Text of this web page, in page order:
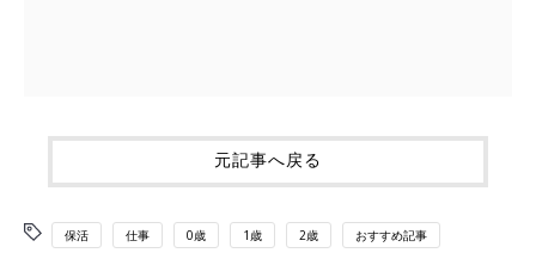
元記事へ戻る
保活 仕事 0歳 1歳 2歳 おすすめ記事